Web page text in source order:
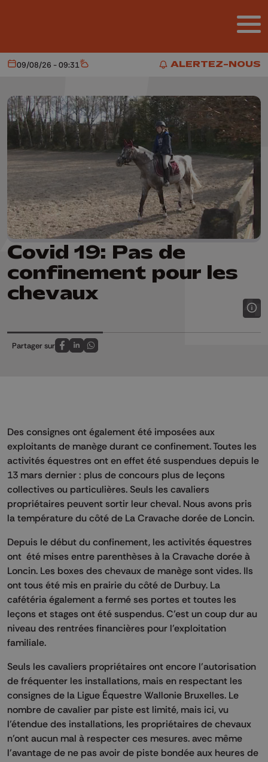
ALERTEZ-NOUS
ALERTEZ-NOUS
Aujourd'hui
09/08/26 - 09:31 Météo
Covid 19: Pas de
confinement pour les
chevaux
Partager sur
Partagez sur FaceBook
Partagez sur LinkedIn
Partagez sur Whatsapp
Des consignes ont également été imposées aux
exploitants de manège durant ce confinement. Toutes les
activités équestres ont en effet été suspendues depuis le
13 mars dernier : plus de concours plus de leçons
collectives ou particulières. Seuls les cavaliers
propriétaires peuvent sortir leur cheval. Nous avons pris
la température du côté de La Cravache dorée de Loncin.
Depuis le début du confinement, les activités équestres
ont été mises entre parenthèses à la Cravache dorée à
Loncin. Les boxes des chevaux de manège sont vides. Ils
ont tous été mis en prairie du côté de Durbuy. La
cafétéria également a fermé ses portes et toutes les
leçons et stages ont été suspendus. C’est un coup dur au
niveau des rentrées financières pour l’exploitation
familiale.
Seuls les cavaliers propriétaires ont encore l’autorisation
de fréquenter les installations, mais en respectant les
consignes de la Ligue Équestre Wallonie Bruxelles. Le
nombre de cavalier par piste est limité, mais ici, vu
l’étendue des installations, les propriétaires de chevaux
n’ont aucun mal à respecter ces mesures. avec même
l'avantage de ne pas avoir de piste bondée aux heures de